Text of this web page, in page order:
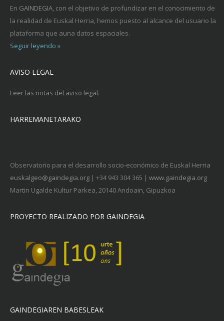
En GAINDEGIA, con el objetivo de profundizar en el conocimiento de
la realidad de Euskal Herria, hemos puesto al alcance del usuario la
plataforma que auna datos espaciales.
Seguir leyendo »
AVISO LEGAL
Leer las notas del aviso legal.
HARREMANETARAKO
Observatorio para el desarrollo socio-económico de Euskal Herria
euskalgeo@gaindegia.org | +34 943 304 365 | www.gaindegia.org
Martin Ugalde Kultur Parkea, 20140 Andoain, Gipuzkoa
PROYECTO REALIZADO POR GAINDEGIA
GAINDEGIAREN BABESLEAK